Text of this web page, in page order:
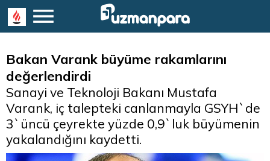
Bakan Varank büyüme rakamlarını
değerlendirdi
Sanayi ve Teknoloji Bakanı Mustafa
Varank, iç talepteki canlanmayla GSYH`de
3`üncü çeyrekte yüzde 0,9`luk büyümenin
yakalandığını kaydetti.